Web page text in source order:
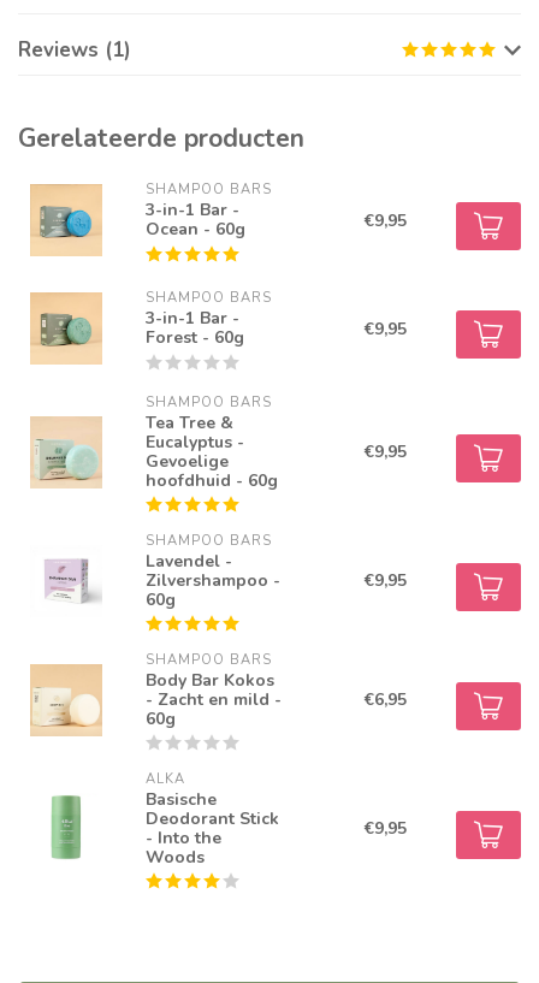
Reviews (1)
Gerelateerde producten
SHAMPOO BARS
3-in-1 Bar -
Ocean - 60g
€9,95
SHAMPOO BARS
3-in-1 Bar -
Forest - 60g
€9,95
SHAMPOO BARS
Tea Tree &
Eucalyptus -
Gevoelige
hoofdhuid - 60g
€9,95
SHAMPOO BARS
Lavendel -
Zilvershampoo -
60g
€9,95
SHAMPOO BARS
Body Bar Kokos
- Zacht en mild -
60g
€6,95
ALKA
Basische
Deodorant Stick
- Into the
Woods
€9,95